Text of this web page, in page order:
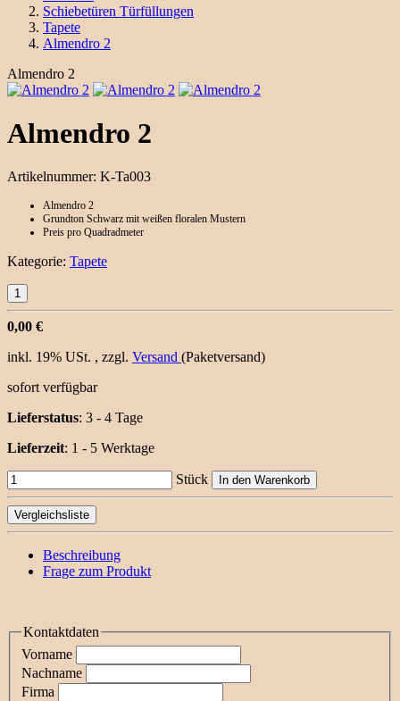
Schiebetüren Türfüllungen
Tapete
Almendro 2
Almendro 2
Almendro 2
Artikelnummer: K-Ta003
Almendro 2
Grundton Schwarz mit weißen floralen Mustern
Preis pro Quadradmeter
Kategorie: Tapete
0,00 €
inkl. 19% USt. , zzgl. Versand (Paketversand)
sofort verfügbar
Lieferstatus: 3 - 4 Tage
Lieferzeit: 1 - 5 Werktage
Stück In den Warenkorb
Vergleichsliste
Beschreibung
Frage zum Produkt
Kontaktdaten
Vorname
Nachname
Firma